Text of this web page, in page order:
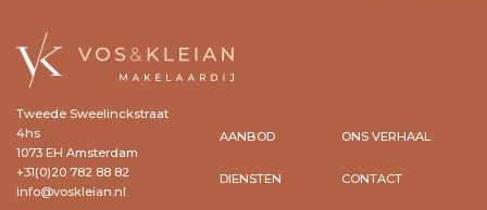
Tweede Sweelinckstraat
4hs
1073 EH Amsterdam
+31(0)20 782 88 82
info@voskleian.nl
AANBOD
DIENSTEN
ONS VERHAAL
CONTACT